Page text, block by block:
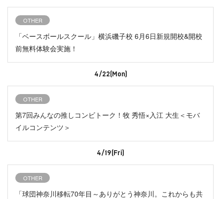
OTHER
「ベースボールスクール」横浜磯子校 6月6日新規開校&開校
前無料体験会実施！
4/22(Mon)
OTHER
第7回みんなの推しコンビトーク！牧 秀悟×入江 大生＜モバ
イルコンテンツ＞
4/19(Fri)
OTHER
「球団神奈川移転70年目～ありがとう神奈川。これからも共